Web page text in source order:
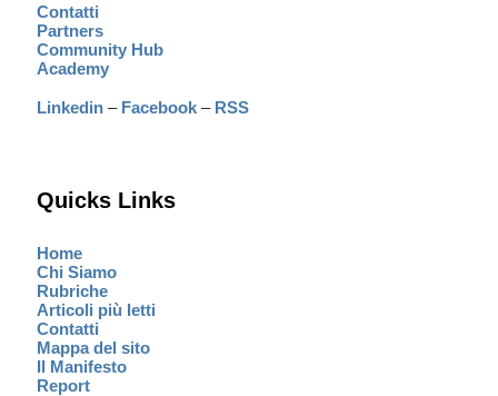
Contatti
Partners
Community Hub
Academy
Linkedin – Facebook – RSS
Quicks Links
Home
Chi Siamo
Rubriche
Articoli più letti
Contatti
Mappa del sito
Il Manifesto
Report